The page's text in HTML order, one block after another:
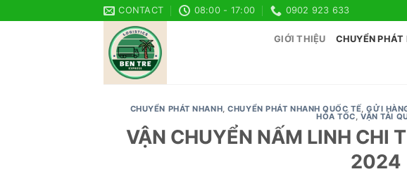
to
CONTACT 08:00 - 17:00 0902 923 633
GIỚI THIỆU CHUYỂN PHÁT
CHUYỂN PHÁT NHANH,CHUYỂN PHÁT NHANH QUỐC TẾ,GỬI
HỎA TỐC,VẬN TẢI
VẬN CHUYỂN NẤM LINH CHI
2024